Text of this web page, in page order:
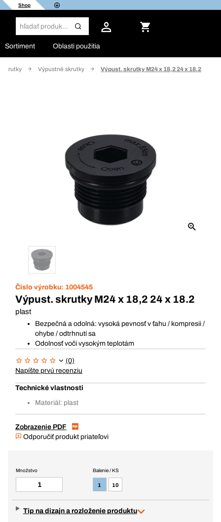
Shop
Sortiment Oblasti použitia
skrutky Výpustné skrutky Výpust. skrutky M24 x 18,2 24 x 18.2
Číslo výrobku: 1004545
Výpust. skrutky M24 x 18,2 24 x 18.2
plast
Bezpečná a odolná: vysoká pevnosť v ťahu / kompresii /
ohybe / odtrhnutí sa
Odolnosť voči vysokým teplotám
(0)
Napíšte prvú recenziu
Technické vlastnosti
Materiál: plast
Zobrazenie PDF
Odporučiť produkt priateľovi
Balenie / KS
1 10
Množstvo
Tip na dizajn a rozloženie produktu